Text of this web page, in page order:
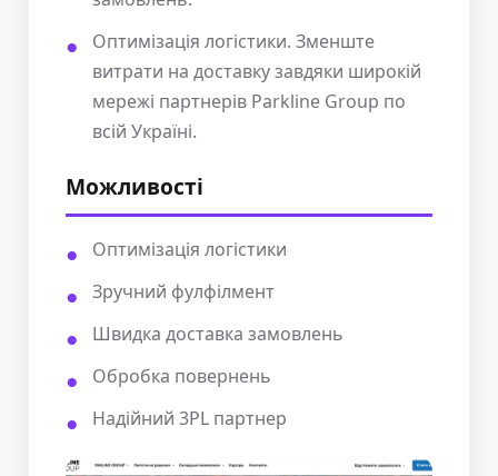
Оптимізація логістики. Зменште
витрати на доставку завдяки широкій
мережі партнерів Parkline Group по
всій Україні.
Можливості
Оптимізація логістики
Зручний фулфілмент
Швидка доставка замовлень
Обробка повернень
Надійний 3PL партнер